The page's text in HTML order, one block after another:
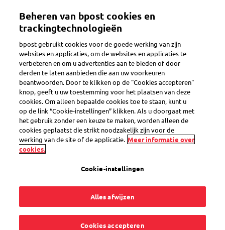
inhoud
Toggle navigation
Gegevens aanpassen
Hoe kan ik mijn
bedrijfsgegevens
laten aanpassen op
mijn toekomstige
facturen?
Beheren van bpost cookies en
trackingtechnologieën
bpost gebruikt cookies voor de goede werking van zijn
websites en applicaties, om de websites en applicaties te
verbeteren en om u advertenties aan te bieden of door
derden te laten aanbieden die aan uw voorkeuren
beantwoorden. Door te klikken op de "Cookies accepteren"
knop, geeft u uw toestemming voor het plaatsen van deze
cookies. Om alleen bepaalde cookies toe te staan, kunt u
op de link “Cookie-instellingen” klikken. Als u doorgaat met
het gebruik zonder een keuze te maken, worden alleen de
cookies geplaatst die strikt noodzakelijk zijn voor de
werking van de site of de applicatie. Meer informatie over
cookies.
Cookie-instellingen
Alles afwijzen
Cookies accepteren